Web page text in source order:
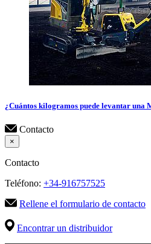
¿Cuántos kilogramos puede levantar una
Contacto
×
Contacto
Teléfono: +34-916757525
Rellene el formulario de contacto
Encontrar un distribuidor